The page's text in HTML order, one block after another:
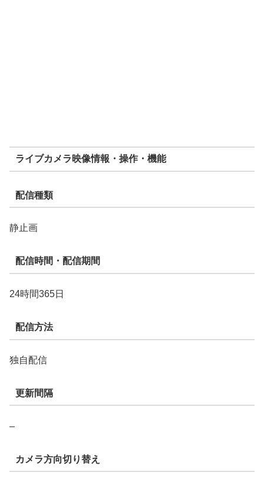
ライブカメラ映像情報・操作・機能
配信種類
静止画
配信時間・配信期間
24時間365日
配信方法
独自配信
更新間隔
–
カメラ方向切り替え